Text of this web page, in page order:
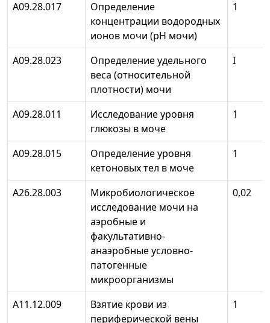
А09.28.017
Определение
концентрации водородных
ионов мочи (рН мочи)
1
А09.28.023
Определение удельного
веса (относительной
плотности) мочи
I
A09.28.011
Исследование уровня
глюкозы в моче
1
A09.28.015
Определение уровня
кетоновых тел в моче
1
А26.28.003
Микробиологическое
исследование мочи на
аэробные и
факультативно-
анаэробные условно-
патогенные
микроорганизмы
0,02
А11.12.009
Взятие крови из
периферической вены
1